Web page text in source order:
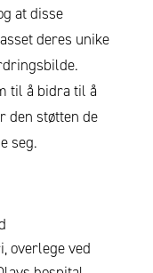
at disse
deres unike
til å bidra til å
den støtten de
seg.
overlege ved